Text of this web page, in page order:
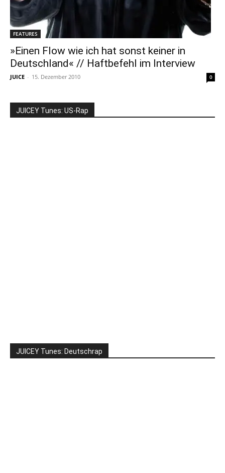
FEATURES
»Einen Flow wie ich hat sonst keiner in
Deutschland« // Haftbefehl im Interview
JUICE - 15. Dezember 2010 0
JUICEY Tunes: US-Rap
JUICEY Tunes: Deutschrap